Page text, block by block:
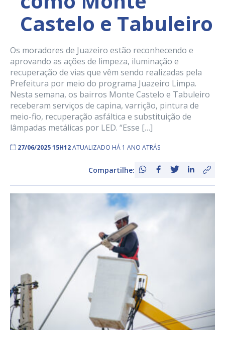
Castelo e Tabuleiro
Os moradores de Juazeiro estão reconhecendo e
aprovando as ações de limpeza, iluminação e
recuperação de vias que vêm sendo realizadas pela
Prefeitura por meio do programa Juazeiro Limpa.
Nesta semana, os bairros Monte Castelo e Tabuleiro
receberam serviços de capina, varrição, pintura de
meio-fio, recuperação asfáltica e substituição de
lâmpadas metálicas por LED. “Esse […]
27/06/2025 15H12ATUALIZADO HÁ 1 ANO ATRÁS
Compartilhe: